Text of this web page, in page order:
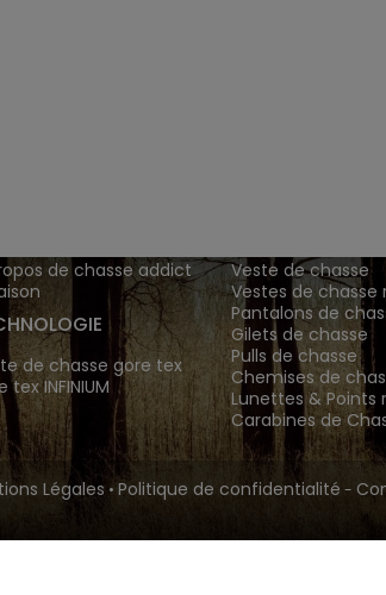
de chasse addict
de chasse gore tex
tex INFINIUM
Veste de chasse
Vestes de chasse
Pantalons de
Gilets de chasse
Pulls de chasse
Chemises de
Lunettes & Points
Carabines de
Légales • Politique de confidentialité -